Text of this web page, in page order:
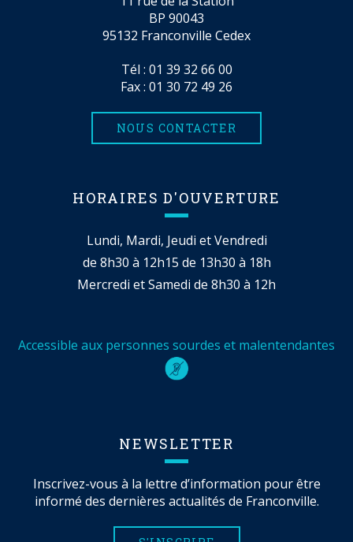
BP 90043
95132 Franconville Cedex
Tél : 01 39 32 66 00
Fax : 01 30 72 49 26
NOUS CONTACTER
HORAIRES D'OUVERTURE
Lundi, Mardi, Jeudi et Vendredi
de 8h30 à 12h15 de 13h30 à 18h
Mercredi et Samedi de 8h30 à 12h
Accessible aux personnes sourdes et malentendantes
NEWSLETTER
Inscrivez-vous à la lettre d’information pour être
informé des dernières actualités de Franconville.